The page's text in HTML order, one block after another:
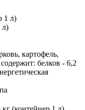
л)
картофель,
белков - 6,2